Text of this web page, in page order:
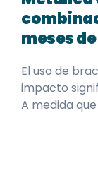
meses
El uso de
impacto
A medida